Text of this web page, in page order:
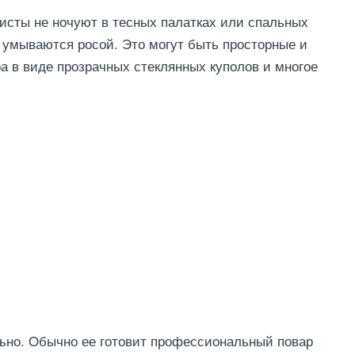
не ночуют в тесных палатках или спальных
росой. Это могут быть просторные и
виде прозрачных стеклянных куполов и многое
Обычно ее готовит профессиональный повар